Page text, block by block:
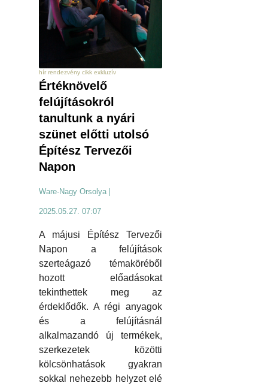
hír rendezvény cikk exkluzív
Értéknövelő
felújításokról
tanultunk a nyári
szünet előtti utolsó
Építész Tervezői
Napon
Ware-Nagy Orsolya
2025.05.27. 07:07
A májusi Építész Tervezői
Napon a felújítások
szerteágazó témaköréből
hozott előadásokat
tekinthettek meg az
érdeklődők. A régi anyagok
és a felújításnál
alkalmazandó új termékek,
szerkezetek közötti
kölcsönhatások gyakran
sokkal nehezebb helyzet elé